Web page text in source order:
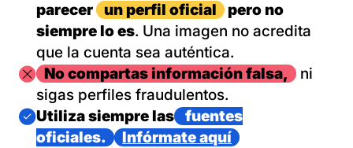
parecer
un perfil oficial
pero no
siempre lo es. Una imagen no acredita
que la cuenta sea auténtica.
ImagenNo compartas información falsa,
ni
sigas perfiles fraudulentos.
Imagen
Utiliza siempre las
fuentes
oficiales.
Infórmate aquí